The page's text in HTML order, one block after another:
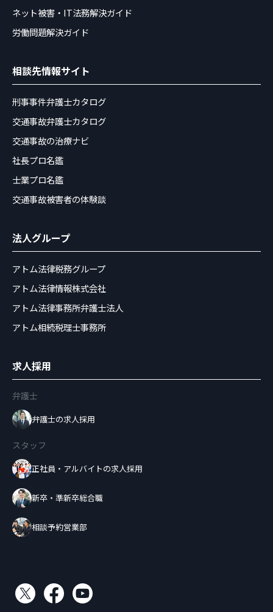
ネット被害・IT法務解決ガイド
労働問題解決ガイド
相談先情報サイト
刑事事件弁護士カタログ
交通事故弁護士カタログ
交通事故の治療ナビ
社長プロ名鑑
士業プロ名鑑
交通事故被害者の体験談
法人グループ
アトム法律税務グループ
アトム法律情報株式会社
アトム法律事務所弁護士法人
アトム相続税理士事務所
求人採用
弁護士
弁護士の求人採用
スタッフ
正社員・アルバイトの求人採用
新卒・準新卒総合職
相談予約営業部